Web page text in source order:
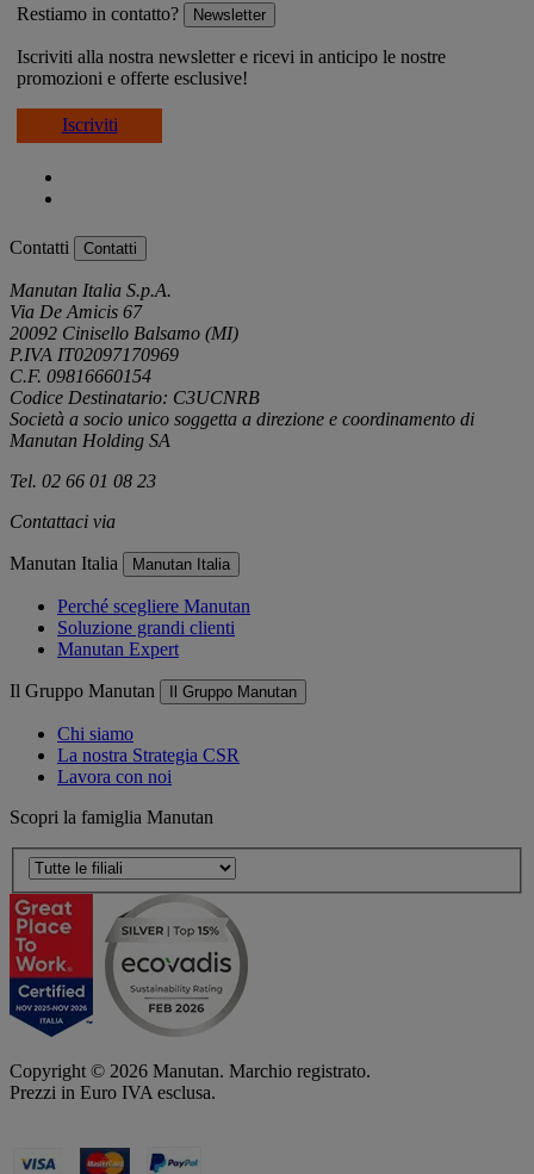
Restiamo in contatto? Newsletter
Iscriviti alla nostra newsletter e ricevi in anticipo le nostre
promozioni e offerte esclusive!
Iscriviti
Contatti Contatti
Manutan Italia S.p.A.
Via De Amicis 67
20092 Cinisello Balsamo (MI)
P.IVA IT02097170969
C.F. 09816660154
Codice Destinatario: C3UCNRB
Società a socio unico soggetta a direzione e coordinamento di
Manutan Holding SA
Tel. 02 66 01 08 23
Contattaci via
Manutan Italia Manutan Italia
Perché scegliere Manutan
Soluzione grandi clienti
Manutan Expert
Il Gruppo Manutan Il Gruppo Manutan
Chi siamo
La nostra Strategia CSR
Lavora con noi
Scopri la famiglia Manutan
Copyright © 2026 Manutan. Marchio registrato.
Prezzi in Euro IVA esclusa.